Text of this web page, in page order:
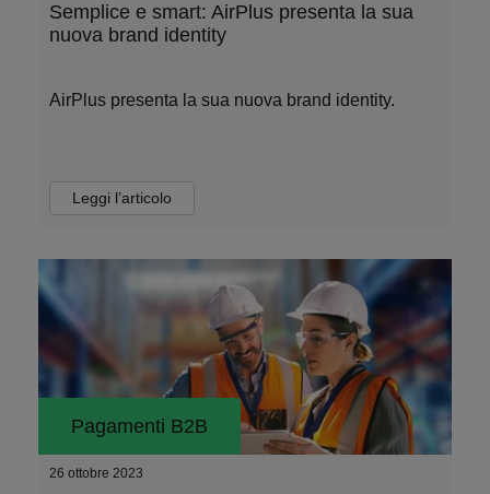
Semplice e smart: AirPlus presenta la sua
nuova brand identity
AirPlus presenta la sua nuova brand identity.
Leggi l’articolo
Pagamenti B2B
26 ottobre 2023